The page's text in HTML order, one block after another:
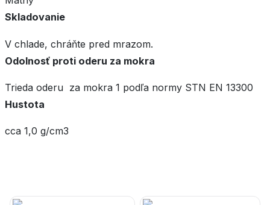
Skladovanie
V chlade, chráňte pred mrazom.
Odolnosť proti oderu za mokra
Trieda oderu za mokra 1 podľa normy STN EN 13300
Hustota
cca 1,0 g/cm3